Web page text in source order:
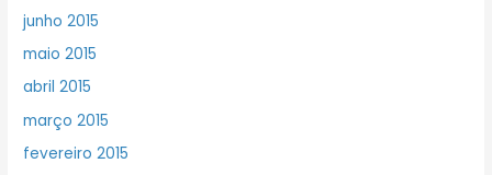
junho 2015
maio 2015
abril 2015
março 2015
fevereiro 2015